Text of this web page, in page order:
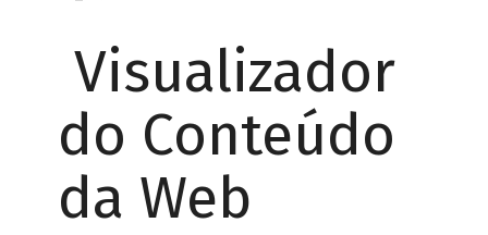
Visualizador
do Conteúdo
da Web